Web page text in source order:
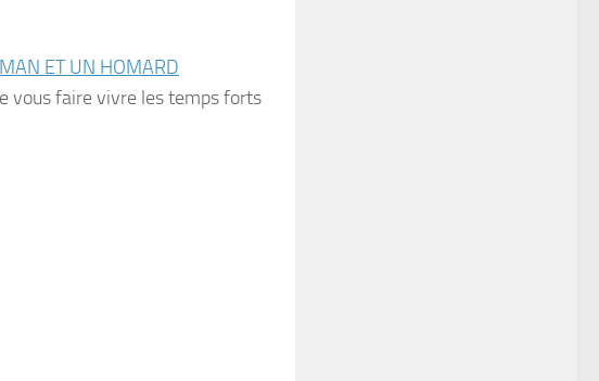
ET UN HOMARD
vous faire vivre les temps forts